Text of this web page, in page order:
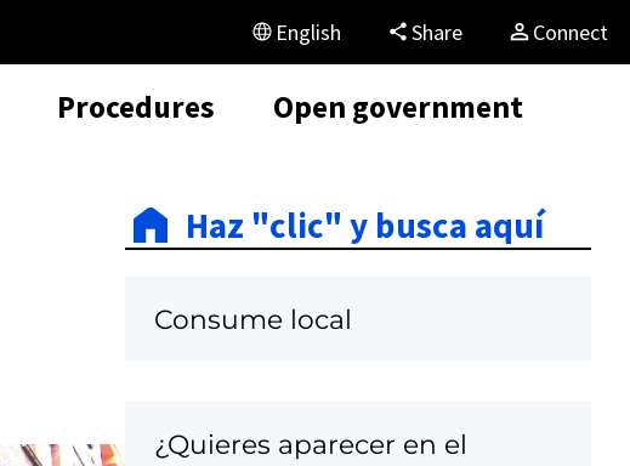
English Share Connect
Procedures Open government
Haz "clic" y busca aquí
Consume local
¿Quieres aparecer en el